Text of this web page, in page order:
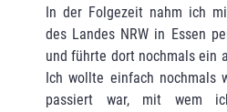
In der Folgezeit nahm ich
des Landes NRW in Essen
und führte dort nochmals ein
Ich wollte einfach nochmals
passiert war, mit wem